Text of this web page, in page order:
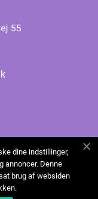
dine indstillinger,
annoncer. Denne
brug af websiden